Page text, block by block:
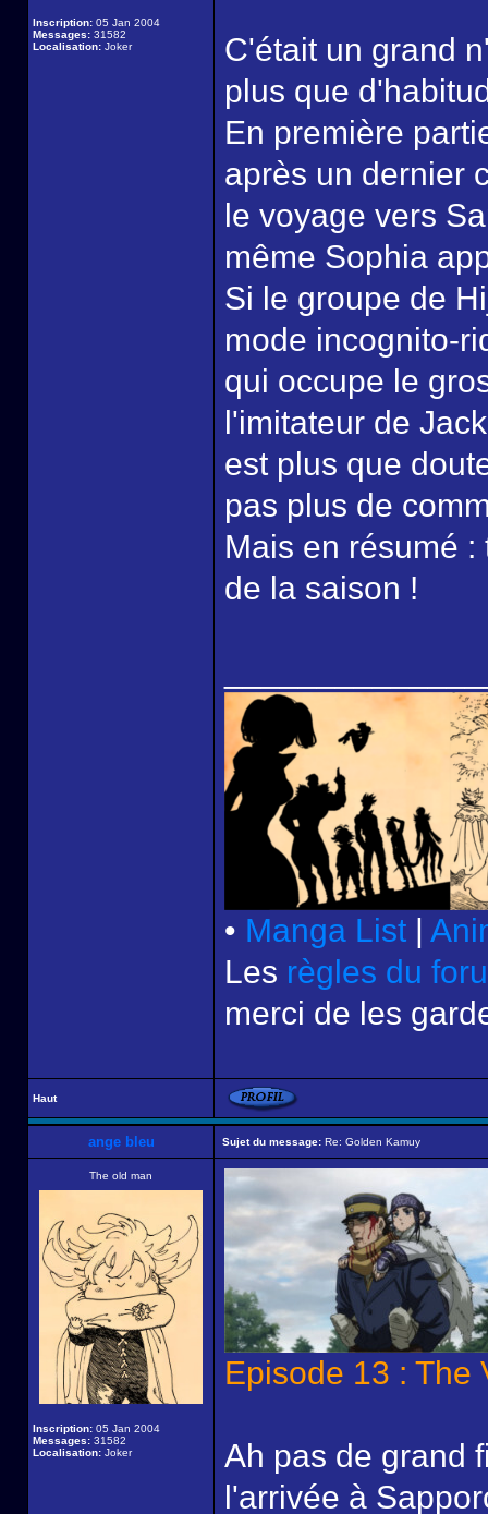
Inscription: 05 Jan 2004
Messages: 31582
Localisation: Joker
C'était un grand
plus que
En première
après un dernier
le voyage vers
même Sophia
Si le groupe de
mode incognito-
qui occupe le
l'imitateur de
est plus que
pas plus de
Mais en résumé
de la saison !
• Manga List |
Les règles du
merci de les
Haut
ange bleu Sujet du message: Re: Golden Kamuy
The old man
Inscription: 05 Jan 2004
Messages: 31582
Localisation: Joker
Episode 13 : The
Ah pas de grand
l'arrivée à